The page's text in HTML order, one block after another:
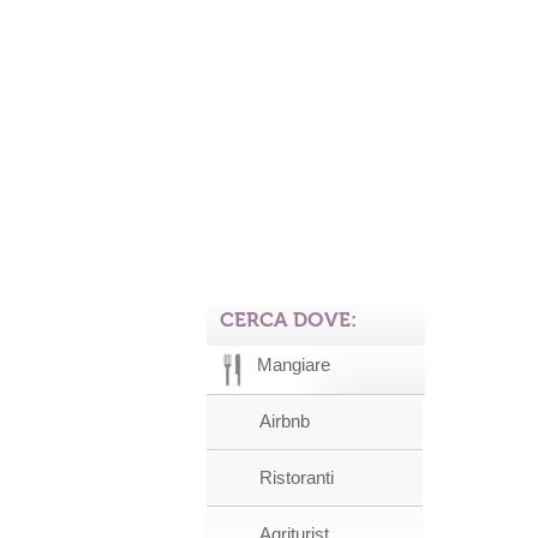
CERCA DOVE:
Mangiare
Airbnb
Ristoranti
Agriturist